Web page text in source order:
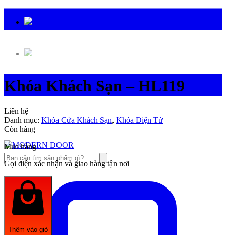
Khóa Khách Sạn – HL119
Liên hệ
Danh mục: Khóa Cửa Khách Sạn, Khóa Điện Tử
Còn hàng
Mua hàng
Gọi điện xác nhận và giao hàng tận nơi
Thêm vào giỏ